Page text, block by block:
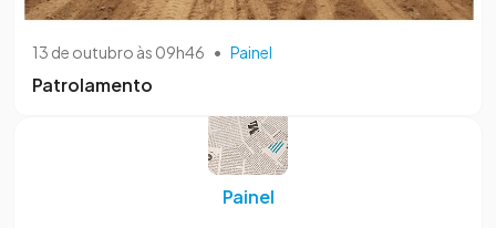
13 de outubro às 09h46 • Painel
Patrolamento
Painel